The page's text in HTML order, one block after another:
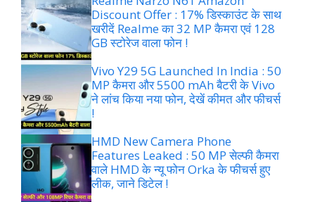
Discount Offer : 17% डिस्काउंट के साथ
खरीदें Realme का 32 MP कैमरा एवं 128
GB स्टोरेज वाला फोन !
Vivo Y29 5G Launched In India : 50
MP कैमरा और 5500 mAh बैटरी के Vivo
ने लांच किया नया फोन, देखें कीमत और फीचर्स
!
HMD New Camera Phone
Features Leaked : 50 MP सेल्फी कैमरा
वाले HMD के न्यू फोन Orka के फीचर्स हुए
लीक, जाने डिटेल !